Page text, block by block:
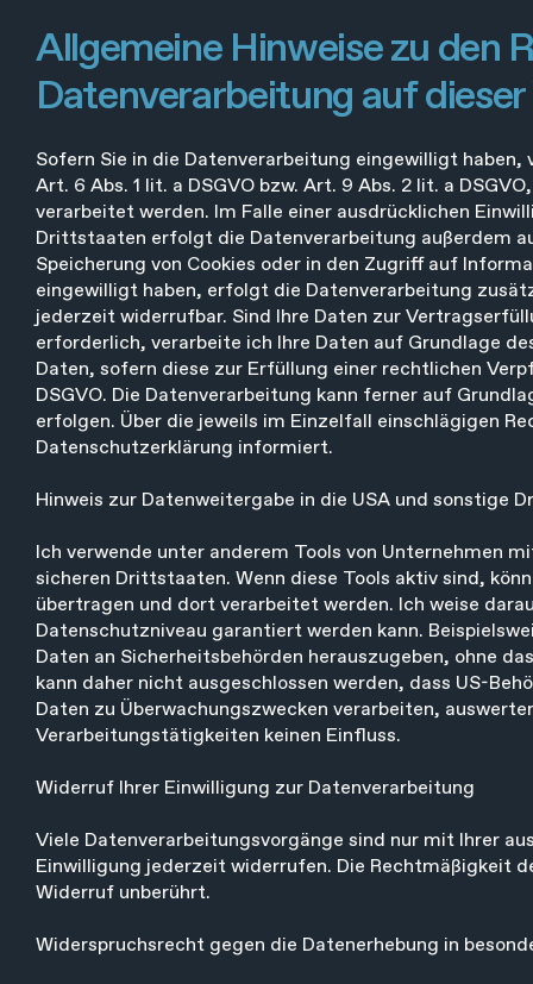
Allgemeine Hinweise zu den
Datenverarbeitung auf
Sofern Sie in die Datenverarbeitung eingewilligt
Art. 6 Abs. 1 lit. a DSGVO bzw. Art. 9 Abs. 2 lit. a
verarbeitet werden. Im Falle einer ausdrücklichen
Drittstaaten erfolgt die Datenverarbeitung außerdem
Speicherung von Cookies oder in den Zugriff auf
eingewilligt haben, erfolgt die Datenverarbeitung
jederzeit widerrufbar. Sind Ihre Daten zur
erforderlich, verarbeite ich Ihre Daten auf Grundlage
Daten, sofern diese zur Erfüllung einer rechtlichen
DSGVO. Die Datenverarbeitung kann ferner auf
erfolgen. Über die jeweils im Einzelfall einschlägigen
Datenschutzerklärung informiert.
Hinweis zur Datenweitergabe in die USA und sonstige
Ich verwende unter anderem Tools von Unternehmen
sicheren Drittstaaten. Wenn diese Tools aktiv sind,
übertragen und dort verarbeitet werden. Ich weise
Datenschutzniveau garantiert werden kann.
Daten an Sicherheitsbehörden herauszugeben, ohne
kann daher nicht ausgeschlossen werden, dass US-
Daten zu Überwachungszwecken verarbeiten,
Verarbeitungstätigkeiten keinen Einfluss.
Widerruf Ihrer Einwilligung zur Datenverarbeitung
Viele Datenverarbeitungsvorgänge sind nur mit Ihrer
Einwilligung jederzeit widerrufen. Die Rechtmäßigkeit
Widerruf unberührt.
Widerspruchsrecht gegen die Datenerhebung in